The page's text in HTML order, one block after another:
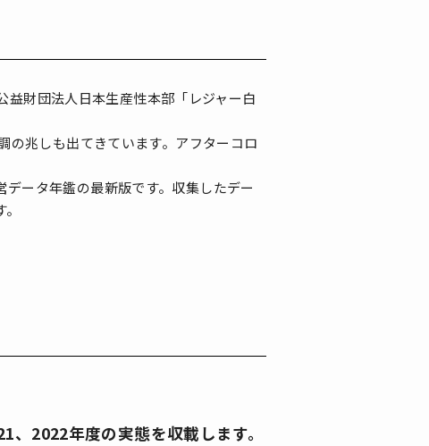
財団法人日本生産性本部「レジャー白
兆しも出てきています。アフターコロ
ータ年鑑の最新版です。収集したデー
2022年度の実態を収載します。